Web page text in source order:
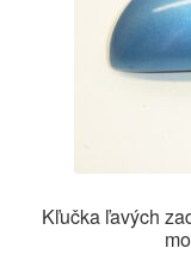
Kľučka ľavých